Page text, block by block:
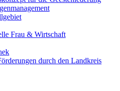
Frau & Wirtschaft
durch den Landkreis